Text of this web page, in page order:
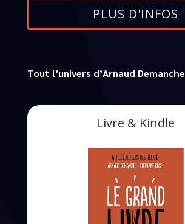
PLUS D'INFOS
Tout l’univers d’Arnaud Demanche
Livre & Kindle